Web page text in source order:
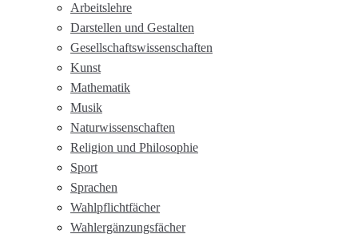
Arbeitslehre
Darstellen und Gestalten
Gesellschaftswissenschaften
Kunst
Mathematik
Musik
Naturwissenschaften
Religion und Philosophie
Sport
Sprachen
Wahlpflichtfächer
Wahlergänzungsfächer